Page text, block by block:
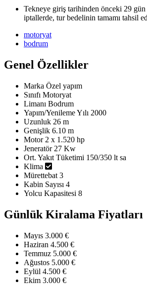
Tekneye giriş tarihinden önceki 29 gün
iptallerde, tur bedelinin tamamı tahsil
motoryat
bodrum
Genel Özellikler
Marka Özel yapım
Sınıfı Motoryat
Limanı Bodrum
Yapım/Yenileme Yılı 2000
Uzunluk 26 m
Genişlik 6.10 m
Motor 2 x 1.520 hp
Jeneratör 27 Kw
Ort. Yakıt Tüketimi 150/350 lt sa
Klima
Mürettebat 3
Kabin Sayısı 4
Yolcu Kapasitesi 8
Günlük Kiralama Fiyatları
Mayıs 3.000 €
Haziran 4.500 €
Temmuz 5.000 €
Ağustos 5.000 €
Eylül 4.500 €
Ekim 3.000 €